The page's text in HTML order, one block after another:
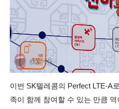
이번 SK텔레콤의 Perfect LTE-A
족이 함께 참여할 수 있는 만큼